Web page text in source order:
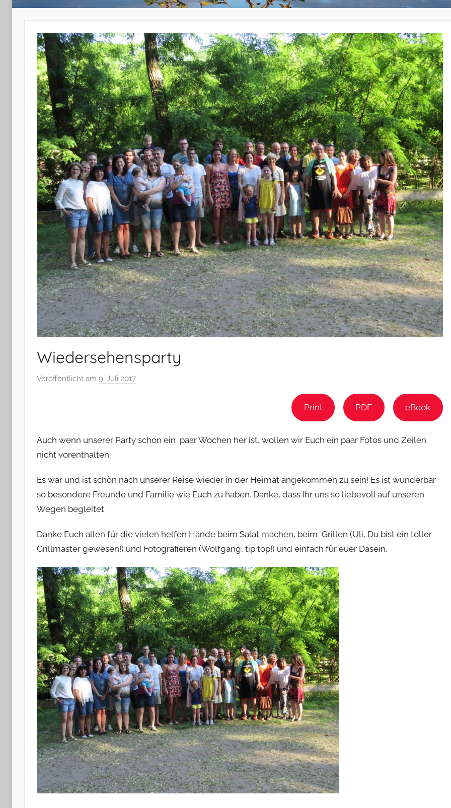
Wiedersehensparty
Veröffentlicht am 9. Juli 2017
c
e
l
a
r
a
r
a
Print PDF eBook
Auch wenn unserer Party schon ein paar Wochen her ist, wollen wir Euch ein paar Fotos und Zeilen
nicht vorenthalten.
Es war und ist schön nach unserer Reise wieder in der Heimat angekommen zu sein! Es ist wunderbar
so besondere Freunde und Familie wie Euch zu haben. Danke, dass Ihr uns so liebevoll auf unseren
Wegen begleitet.
Danke Euch allen für die vielen helfen Hände beim Salat machen, beim Grillen (Uli, Du bist ein toller
Grillmaster gewesen!) und Fotografieren (Wolfgang, tip top!) und einfach für euer Dasein.